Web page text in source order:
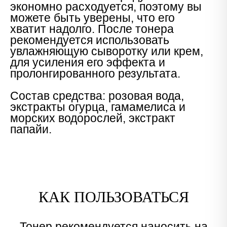
экономно расходуется, поэтому вы
можете быть уверены, что его
хватит надолго. После тонера
рекомендуется использовать
увлажняющую сыворотку или крем,
для усиления его эффекта и
пролонгированного результата.
Состав средства: розовая вода,
экстракты огурца, гамамелиса и
морских водорослей, экстракт
папайи.
КАК ПОЛЬЗОВАТЬСЯ